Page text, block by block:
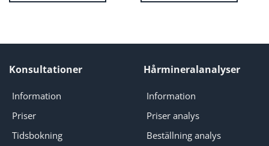
Konsultationer
Information
Priser
Tidsbokning
Hårmineralanalyser
Information
Priser analys
Beställning analys